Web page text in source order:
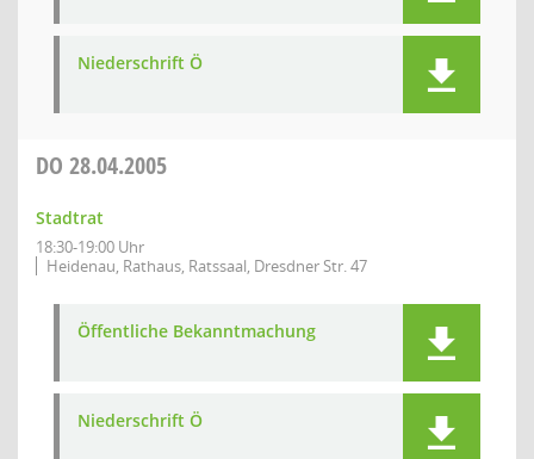
Niederschrift Ö
DO 28.04.2005
Stadtrat
18:30-19:00 Uhr
Heidenau, Rathaus, Ratssaal, Dresdner Str. 47
Öffentliche Bekanntmachung
Niederschrift Ö